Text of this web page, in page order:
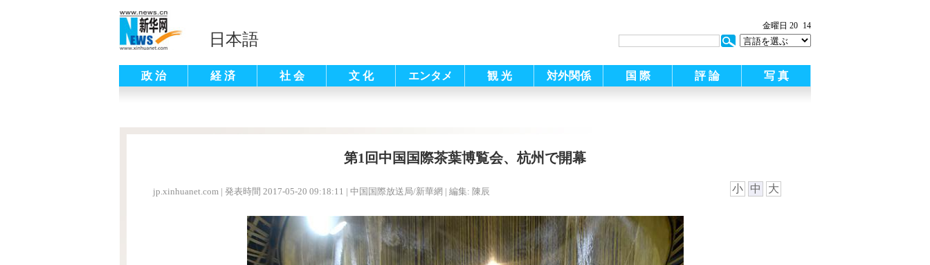
日本語
金曜日 20 14
政 治 経 済 社 会 文 化 エンタメ 観 光 対外関係 国 際 評 論 写 真
第1回中国国際茶葉博覧会、杭州で開幕
jp.xinhuanet.com | 発表時間 2017-05-20 09:18:11 | 中国国際放送局/新華網 | 編集: 陳辰 小 中 大